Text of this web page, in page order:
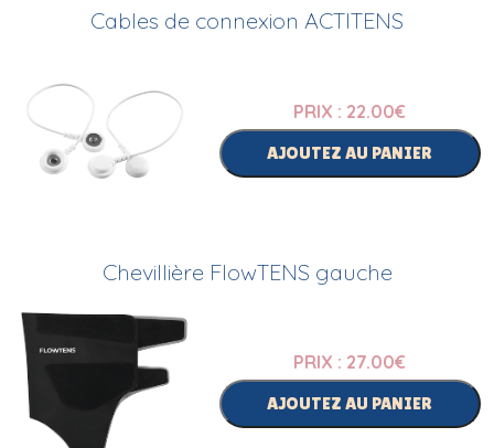
Cables de connexion ACTITENS
PRIX : 22.00€
AJOUTEZ AU PANIER
Chevillière FlowTENS gauche
PRIX : 27.00€
AJOUTEZ AU PANIER